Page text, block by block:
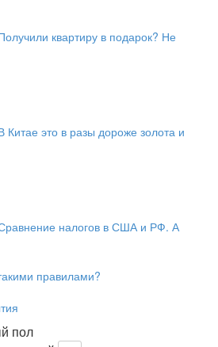
квартиру в подарок? Не
Китае это в разы дороже золота и
налогов в США и РФ. А
правилами?
пол